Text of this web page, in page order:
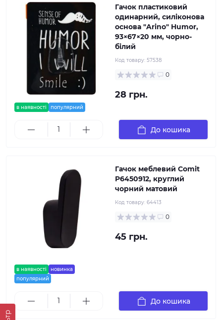
в наявності популярний
Гачок пластиковий
одинарний, силіконова
основа "Arino" Humor,
93×67×20 мм, чорно-
білий
Код товару: 57538
0
28 грн.
До кошика
в наявності
новинка
популярний
Гачок меблевий Comit
P6450912, круглий
чорний матовий
Код товару: 64413
0
45 грн.
До кошика